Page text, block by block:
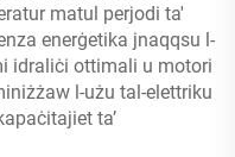
matul perjodi ta'
enerġetika jnaqqsu l-
idraliċi ottimali u motori
l-użu tal-elettriku
ta’